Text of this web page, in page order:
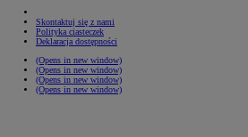
Skontaktuj się z nami
Polityka ciasteczek
Deklaracja dostępności
(Opens in new window)
(Opens in new window)
(Opens in new window)
(Opens in new window)